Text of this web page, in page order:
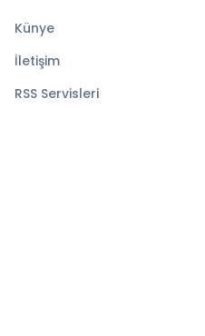
Künye
İletişim
RSS Servisleri